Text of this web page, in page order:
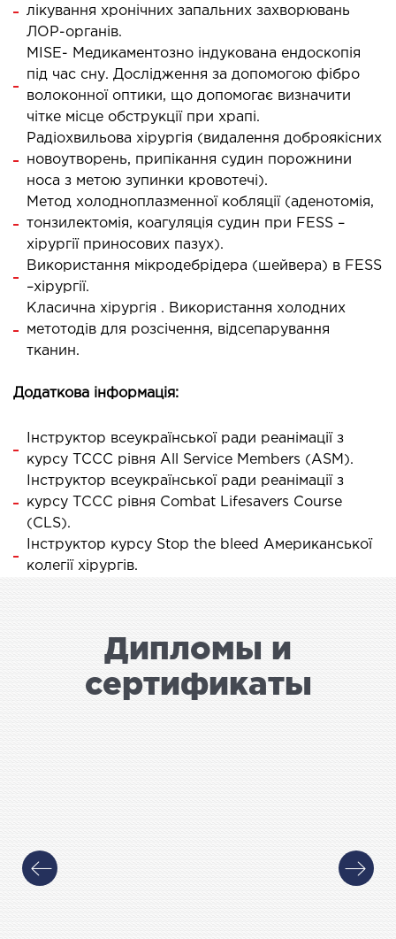
И ЭФФЕРЕНТНАЯ
и гемосорбция
услуги
лікування хронічних запальних захворювань
ЛОР-органів.
MISE- Медикаментозно індукована ендоскопія
під час сну. Дослідження за допомогою фібро
волоконної оптики, що допомогає визначити
чітке місце обструкції при храпі.
Радіохвильова хірургія (видалення доброякісних
новоутворень, припікання судин порожнини
носа з метою зупинки кровотечі).
Метод холодноплазменної кобляції (аденотомія,
тонзилектомія, коагуляція судин при FESS –
хірургії приносових пазух).
Використання мікродебрідера (шейвера) в FESS
–хірургії.
Класична хірургія . Використання холодних
метотодів для розсічення, відсепарування
тканин.
Додаткова інформація:
Інструктор всеукраїнської ради реанімації з
курсу ТССС рівня All Service Members (ASM).
Інструктор всеукраїнської ради реанімації з
курсу ТССС рівня Combat Lifesavers Course
(CLS).
Інструктор курсу Stop the bleed Американської
колегії хірургів.
Дипломы и
сертификаты